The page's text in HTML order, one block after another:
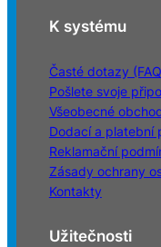
K systému
Časté dotazy
Pošlete svoje
Všeobecné
Dodací a platební
Reklamační
Zásady ochrany
Kontakty
Užitečnosti